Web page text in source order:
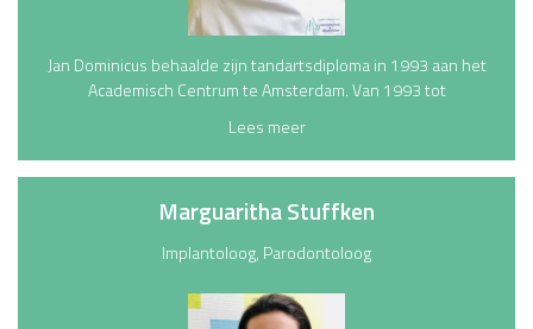
e
Jan Dominicus behaalde zijn tandartsdiploma in 1993 aan het
Academisch Centrum te Amsterdam. Van 1993 tot
Lees meerJ
n
D
o
m
n
Marguaritha Stuffken
Implantoloog, Parodontoloog